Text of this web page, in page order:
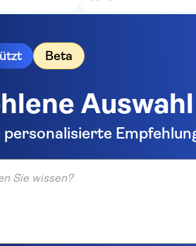
Beta
Auswahl
personalisierte